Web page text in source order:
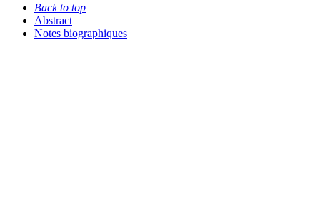
Back to top
Abstract
Notes biographiques